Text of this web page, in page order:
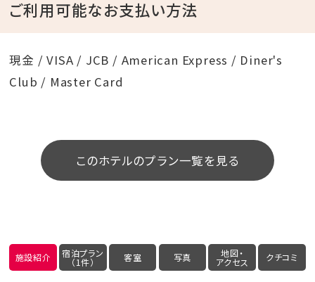
ご利用可能なお支払い方法
現金 / VISA / JCB / American Express / Diner's
Club / Master Card
このホテルのプラン一覧を見る
施設紹介 宿泊プラン
（1件） 客室 写真 地図・
アクセス クチコミ